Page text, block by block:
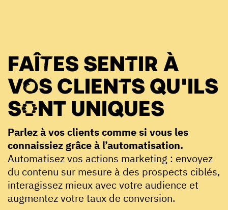
FAÎTES SENTIR À
VOS CLIENTS QU'ILS
SONT UNIQUES
Parlez à vos clients comme si vous les
connaissiez grâce à l’automatisation.
Automatisez vos actions marketing : envoyez
du contenu sur mesure à des prospects ciblés,
interagissez mieux avec votre audience et
augmentez votre taux de conversion.